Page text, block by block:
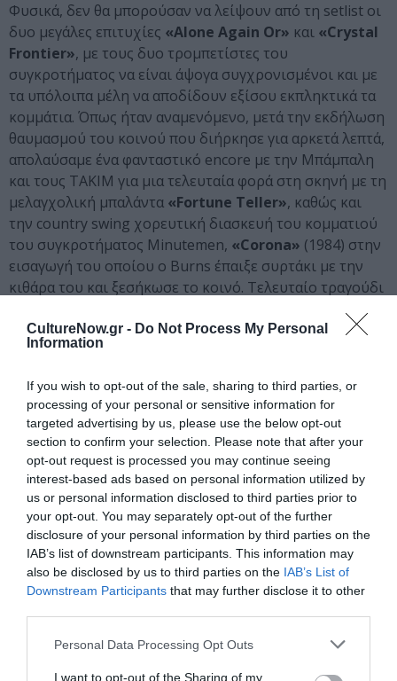
CultureNow.gr - Do Not Process My Personal
Information
If you wish to opt-out of the sale, sharing to third parties, or
processing of your personal or sensitive information for
targeted advertising by us, please use the below opt-out
section to confirm your selection. Please note that after your
opt-out request is processed you may continue seeing
interest-based ads based on personal information utilized by
us or personal information disclosed to third parties prior to
your opt-out. You may separately opt-out of the further
disclosure of your personal information by third parties on the
IAB’s list of downstream participants. This information may
also be disclosed by us to third parties on the IAB’s List of
Downstream Participants that may further disclose it to other
Personal Data Processing Opt Outs
I want to opt-out of the Sharing of my
Φυσικά, δεν θα μπορούσαν να λείψουν από τη setlist οι
δυο μεγάλες επιτυχίες «Alone Again Or» και «Crystal
Frontier», με τους δυο τρομπετίστες του
συγκροτήματος να είναι άψογα συγχρονισμένοι και με
τα υπόλοιπα μέλη να αποδίδουν εξίσου εκπληκτικά τα
κομμάτια. Όπως ήταν αναμενόμενο, μετά την εκδήλωση
θαυμασμού του κοινού που διήρκησε για αρκετά λεπτά,
απολαύσαμε ένα φανταστικό encore με την Μπάμπαλη
και τους ΤΑΚΙΜ για μια τελευταία φορά στη σκηνή με τη
μελαγχολική μπαλάντα «Fortune Teller», καθώς και
την country swing χορευτική διασκευή του κομματιού
του συγκροτήματος Minutemen, «Corona» (1984) στην
εισαγωγή του οποίου ο Burns έπαιξε συρτάκι με την
κιθάρα του και ξεσήκωσε το κοινό. Τελευταίο τραγούδι
»κατά
το οποίο ακούσαμε δυο φοβερά solo στα πλήκτρα και
την ηλεκτρική κιθάρα, με τον Jairo Zavala να κάνει
φράσεις που έπαιζε στην κιθάρα του.
Μετά από δυο θαυμάσιες μουσικές ώρες ανέβηκαν
στη σκηνή όλοι οι μουσικοί και υποκλίθηκαν
μπροστά στο κοινό που τους αποθέωνε. Οι Calexico
είναι ένα ιδιαίτερο συγκρότημα που έχει καταφέρει να
δημιουργήσει έναν ξεχωριστό και αναγνωρίσιμο ήχο
που συνδυάζει την americana με στοιχεία indie rock,
folk, alternative country και latin rock. Εν κατακλείδι, με
τη φανταστική τους εμφάνιση στον ξεχωριστό
ιστορικό χώρο του Ωδείου Ηρώδου του Αττικού, οι
ποιοτικής μουσικής, επαναπροσδιορίζοντας τα όρια